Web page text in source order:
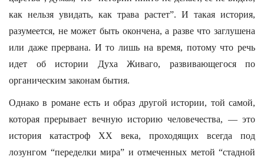
как нельзя увидать, как трава растет”. И такая история,
разумеется, не может быть окончена, а разве что заглушена
или даже прервана. И то лишь на время, потому что речь
идет об истории Духа Живаго, развивающегося по
органическим законам бытия.
Однако в романе есть и образ другой истории, той самой,
которая прерывает вечную историю человечества, — это
история катастроф XX века, проходящих всегда под
лозунгом “переделки мира” и отмеченных метой “стадной